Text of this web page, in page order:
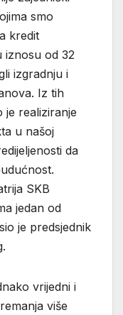
smo
kredit
iznosu od 32
izgradnju i
Iz tih
je realiziranje
u našoj
da
SKB
jedan od
je predsjednik
vrijedni i
više